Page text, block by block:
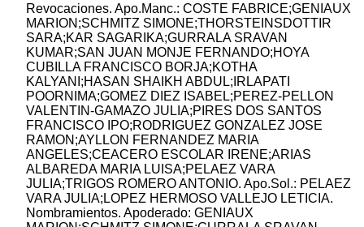
Revocaciones. Apo.Manc.: COSTE FABRICE;GENIAUX
MARION;SCHMITZ SIMONE;THORSTEINSDOTTIR
SARA;KAR SAGARIKA;GURRALA SRAVAN
KUMAR;SAN JUAN MONJE FERNANDO;HOYA
CUBILLA FRANCISCO BORJA;KOTHA
KALYANI;HASAN SHAIKH ABDUL;IRLAPATI
POORNIMA;GOMEZ DIEZ ISABEL;PEREZ-PELLON
VALENTIN-GAMAZO JULIA;PIRES DOS SANTOS
FRANCISCO IPO;RODRIGUEZ GONZALEZ JOSE
RAMON;AYLLON FERNANDEZ MARIA
ANGELES;CEACERO ESCOLAR IRENE;ARIAS
ALBAREDA MARIA LUISA;PELAEZ VARA
JULIA;TRIGOS ROMERO ANTONIO. Apo.Sol.: PELAEZ
VARA JULIA;LOPEZ HERMOSO VALLEJO LETICIA.
Nombramientos. Apoderado: GENIAUX